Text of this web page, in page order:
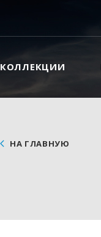
КОЛЛЕКЦИИ
НА ГЛАВНУЮ